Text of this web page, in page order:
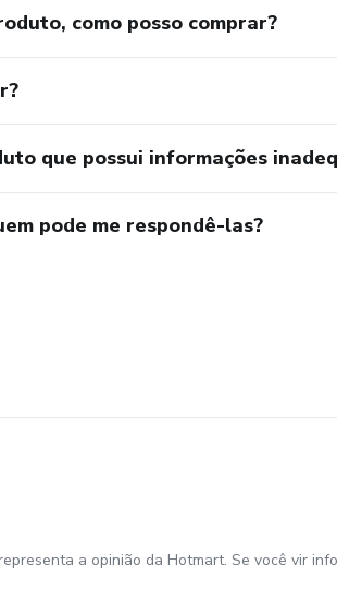
como posso comprar?
que possui informações
pode me respondê-las?
a opinião da Hotmart. Se você vir